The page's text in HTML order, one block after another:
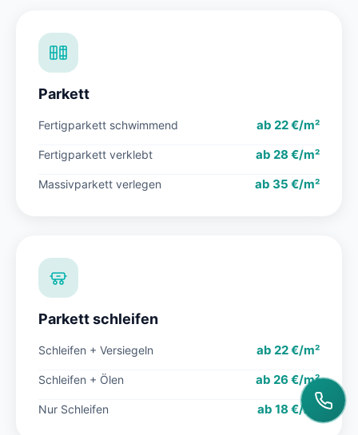
Parkett
Fertigparkett schwimmend ab 22 €/m²
Fertigparkett verklebt ab 28 €/m²
Massivparkett verlegen ab 35 €/m²
Parkett schleifen
Schleifen + Versiegeln ab 22 €/m²
Schleifen + Ölen ab 26 €/m²
Nur Schleifen ab 18 €/m²